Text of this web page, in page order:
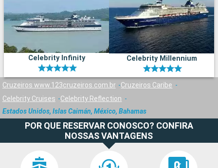
Celebrity Infinity Celebrity Millennium
Cruzeiros www.123cruzeiros.com.br
Cruzeiros Caribe
Celebrity Cruises
Celebrity Reflection
Estados Unidos, Islas Caimán, México, Bahamas
POR QUE RESERVAR CONOSCO? CONFIRA
NOSSAS VANTAGENS